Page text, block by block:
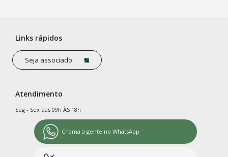
Links rápidos
Seja associado
Atendimento
Seg - Sex das 09h ÀS 18h
Chama a gente no WhatsApp